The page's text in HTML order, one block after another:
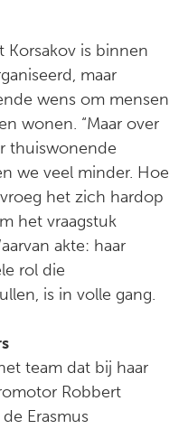
Korsakov is binnen
maar
wens om mensen
wonen. “Maar over
thuiswonende
we veel minder. Hoe
het zich hardop
het vraagstuk
akte: haar
rol die
is in volle gang.
team dat bij haar
Robbert
Erasmus